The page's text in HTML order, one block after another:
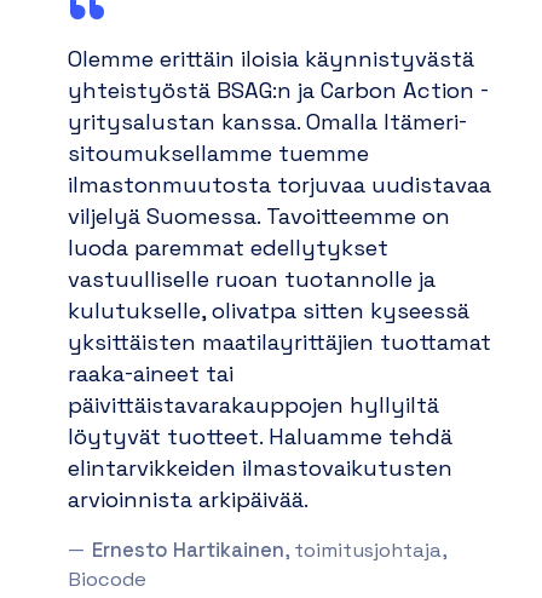
Olemme erittäin iloisia käynnistyvästä
yhteistyöstä BSAG:n ja Carbon Action -
yritysalustan kanssa. Omalla Itämeri-
sitoumuksellamme tuemme
ilmastonmuutosta torjuvaa uudistavaa
viljelyä Suomessa. Tavoitteemme on
luoda paremmat edellytykset
vastuulliselle ruoan tuotannolle ja
kulutukselle, olivatpa sitten kyseessä
yksittäisten maatilayrittäjien tuottamat
raaka-aineet tai
päivittäistavarakauppojen hyllyiltä
löytyvät tuotteet. Haluamme tehdä
elintarvikkeiden ilmastovaikutusten
arvioinnista arkipäivää.
Ernesto Hartikainen, toimitusjohtaja,
Biocode